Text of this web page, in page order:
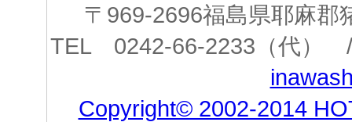
〒969-2696福島県耶麻
TEL 0242-66-2233（代
Copyright© 2002-2014